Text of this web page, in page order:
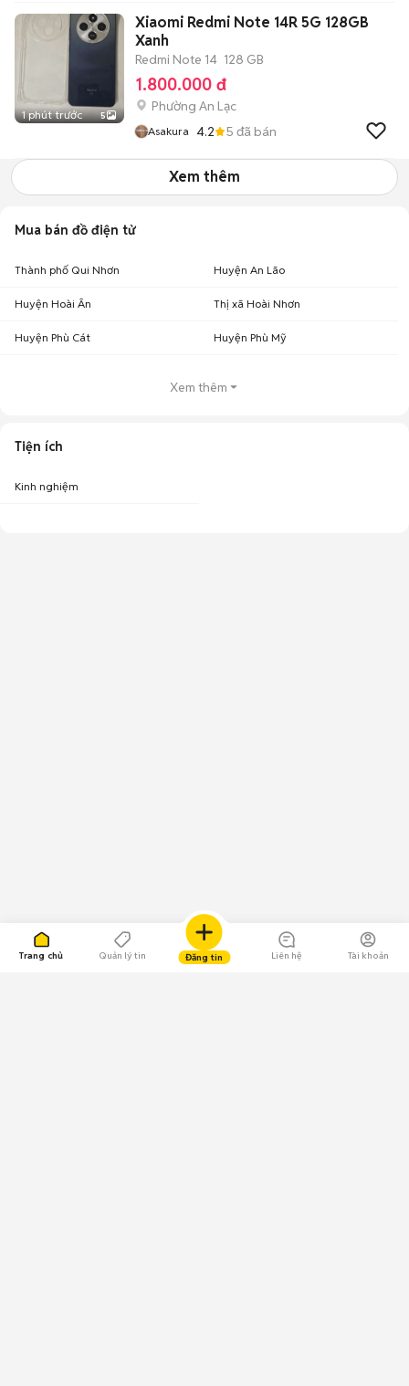
Trang chủ Quản lý tin Đăng tin Liên hệ Tài khoản
1 phút trước 5
Xiaomi Redmi Note 14R 5G 128GB
Xanh
Redmi Note 14 128 GB
1.800.000 đ
Phường An Lạc
Asakura 4.2 5 đã bán
Xem thêm
Mua bán đồ điện tử
Thành phố Qui Nhơn Huyện An Lão
Huyện Hoài Ân Thị xã Hoài Nhơn
Huyện Phù Cát Huyện Phù Mỹ
Xem thêm
Tiện ích
Kinh nghiệm